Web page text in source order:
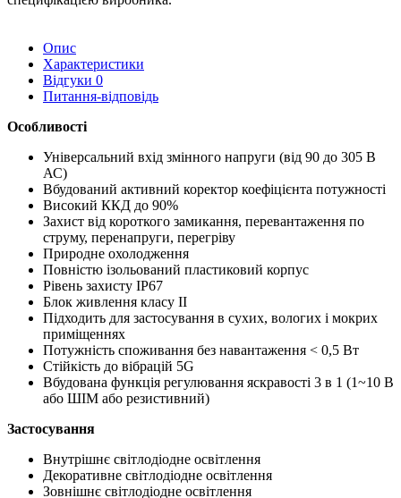
Опис
Характеристики
Відгуки 0
Питання-відповідь
Особливості
Універсальний вхід змінного напруги (від 90 до 305 В
АС)
Вбудований активний коректор коефіцієнта потужності
Високий ККД до 90%
Захист від короткого замикання, перевантаження по
струму, перенапруги, перегріву
Природне охолодження
Повністю ізольований пластиковий корпус
Рівень захисту IP67
Блок живлення класу ІІ
Підходить для застосування в сухих, вологих і мокрих
приміщеннях
Потужність споживання без навантаження < 0,5 Вт
Стійкість до вібрацій 5G
Вбудована функція регулювання яскравості 3 в 1 (1~10 В
або ШІМ або резистивний)
Застосування
Внутрішнє світлодіодне освітлення
Декоративне світлодіодне освітлення
Зовнішнє світлодіодне освітлення